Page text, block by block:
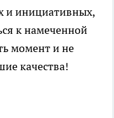
и инициативных,
к намеченной
момент и не
качества!